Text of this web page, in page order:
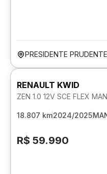
PRESIDENTE
RENAULT KWID
ZEN 1.0 12V SCE FLEX
18.807 km2024/2025
R$ 59.990